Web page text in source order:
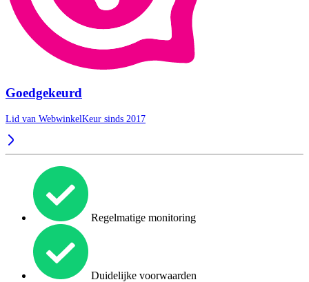
Goedgekeurd
Lid van WebwinkelKeur sinds 2017
Regelmatige monitoring
Duidelijke voorwaarden